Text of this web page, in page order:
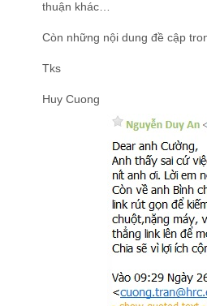
thuận khác…
Còn những nội dung đề cập
Tks
Huy Cuong